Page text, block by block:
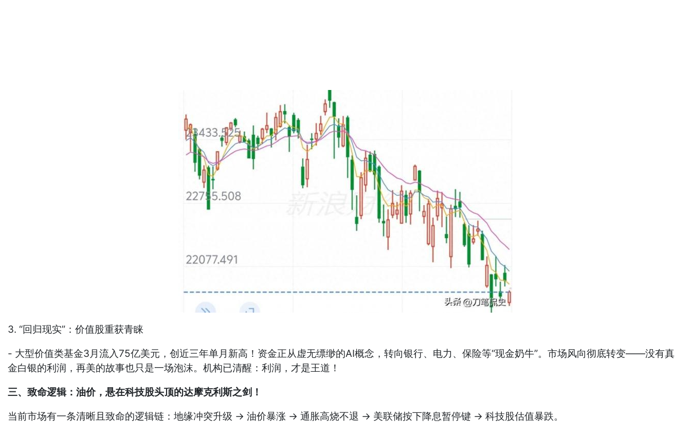
3. “回归现实”：价值股重获青睐
- 大型价值类基金3月流入75亿美元，创近三年单月新高！资金正从虚无缥缈的AI概念，转向银行、电力、保险等“现金奶牛”。市场风向彻底转变——没有真
金白银的利润，再美的故事也只是一场泡沫。机构已清醒：利润，才是王道！
三、致命逻辑：油价，悬在科技股头顶的达摩克利斯之剑！
当前市场有一条清晰且致命的逻辑链：地缘冲突升级 → 油价暴涨 → 通胀高烧不退 → 美联储按下降息暂停键 → 科技股估值暴跌。